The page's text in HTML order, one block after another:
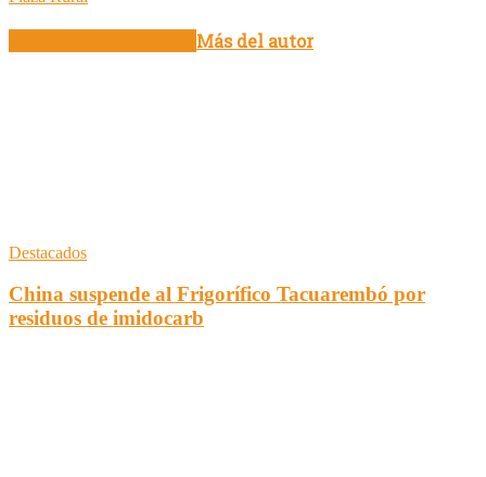
Más del autor
Destacados
China suspende al Frigorífico Tacuarembó por
residuos de imidocarb